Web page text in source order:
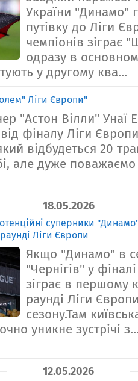
України "Динамо"
путівку до Ліги
чемпіонів зіграє
одразу в
у другому ква...
Ліги Європи"
"Астон Вілли" Унаї
фіналу Ліги
відбудеться 20
але дуже
18.05.2026
суперники
Ліги Європи
Якщо "Динамо" в
"Чернігів" у
зіграє в першому
раунді Ліги
сезону.Там
уникне зустрічі
12.05.2026